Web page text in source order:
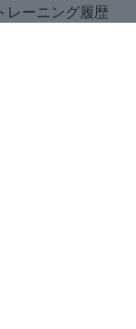
レーニング履歴